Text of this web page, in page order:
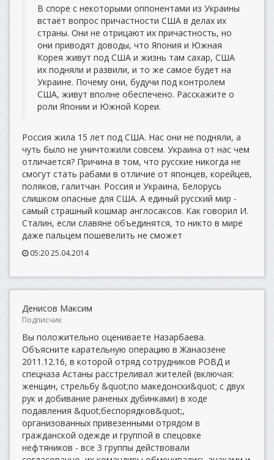
В споре с некоторыми оппонентами из Украины
встаёт вопрос причастности США в делах их
страны. Они не отрицают их причастность, но
они приводят доводы, что Япония и Южная
Корея живут под США и жизнь там сахар, США
их подняли и развили, и то же самое будет на
Украине. Почему они, будучи под контролем
США, живут вполне обеспечено. Расскажите о
роли Японии и Южной Кореи.
Россия жила 15 лет под США. Нас они не подняли, а
чуть было не уничтожили совсем. Украина от нас чем
отличается? Причина в том, что русские никогда не
смогут стать рабами в отличие от японцев, корейцев,
поляков, галитчан. Россия и Украина, Белорусь
слишком опасные для США. А единый русский мир -
самый страшный кошмар англосаксов. Как говорил И.
Сталин, если славяне объединятся, то никто в мире
даже пальцем пошевелить не сможет
05:20 25.04.2014
Денисов Максим
Подписчик
Вы положительно оцениваете Назарбаева.
Объясните карательную операцию в Жанаозене
2011.12.16, в которой отряд сотрудников РОВД и
спецназа Астаны расстреливал жителей (включая:
женщин, стрельбу &quot;по македонски&quot; с двух
рук и добивание раненых дубинками) в ходе
подавления &quot;беспорядков&quot;,
организованных привезенными отрядом в
гражданской одежде и группой в спецовке
нефтяников - все 3 группы действовали